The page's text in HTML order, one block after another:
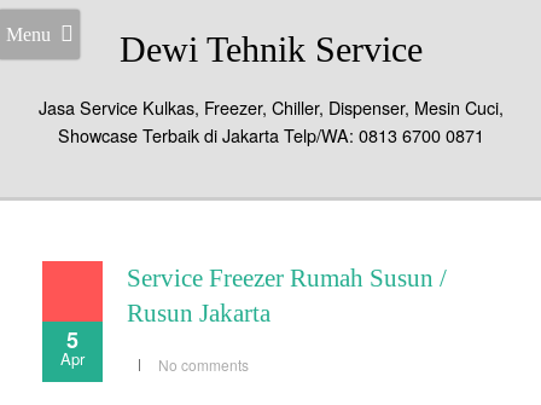
Menu Dewi Tehnik Service
Jasa Service Kulkas, Freezer, Chiller, Dispenser, Mesin Cuci,
Showcase Terbaik di Jakarta Telp/WA: 0813 6700 0871
5
Apr
Service Freezer Rumah Susun /
Rusun Jakarta
No comments